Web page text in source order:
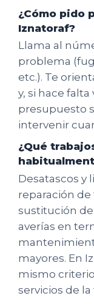
¿Cómo pido
Iznatoraf?
Llama al
problema
etc.). Te
y, si hace
presupuesto
intervenir
¿Qué
Desatascos y
reparación de
sustitución de
averías en
mayores. En
mismo
servicios de la